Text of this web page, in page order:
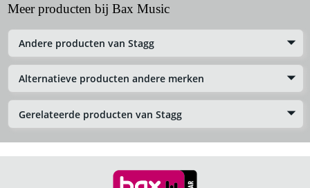
Meer producten bij Bax Music
Andere producten van Stagg
Alternatieve producten andere merken
Gerelateerde producten van Stagg